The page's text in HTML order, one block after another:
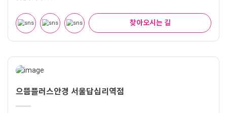
찾아오시는 길
으뜸플러스안경 서울답십리역점